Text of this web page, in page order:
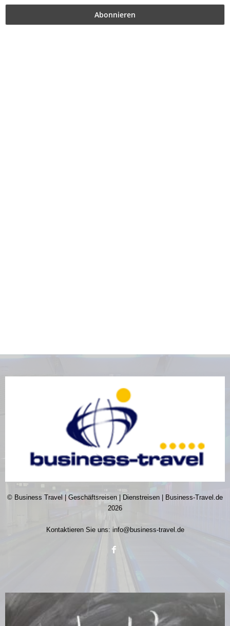
© Business Travel | Geschäftsreisen | Dienstreisen | Business-Travel.de
2026
Kontaktieren Sie uns: info@business-travel.de